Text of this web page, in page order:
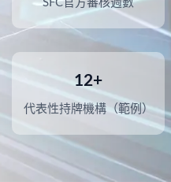
SFC官方審核週數
12+
代表性持牌機構（範例）